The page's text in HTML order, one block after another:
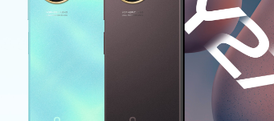
X300 FE Новинка